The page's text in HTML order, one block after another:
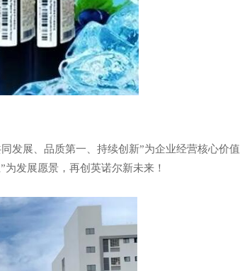
发展、品质第一、持续创新”为企业经营核心价值
发展愿景，再创英诺尔新未来！